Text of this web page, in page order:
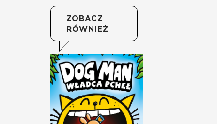
ZOBACZ
RÓWNIEŻ